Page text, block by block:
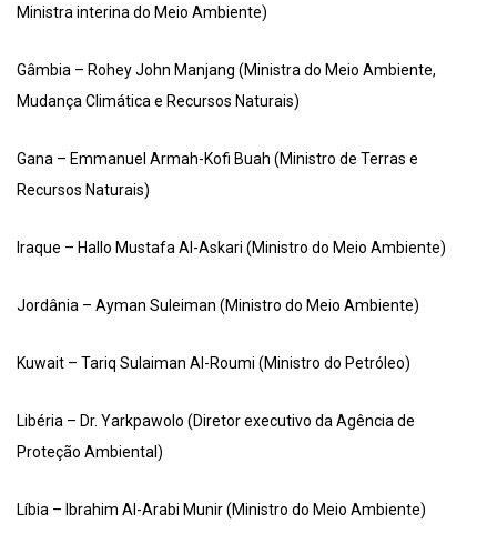
Ministra interina do Meio Ambiente)
Gâmbia – Rohey John Manjang (Ministra do Meio Ambiente,
Mudança Climática e Recursos Naturais)
Gana – Emmanuel Armah-Kofi Buah (Ministro de Terras e
Recursos Naturais)
Iraque – Hallo Mustafa Al-Askari (Ministro do Meio Ambiente)
Jordânia – Ayman Suleiman (Ministro do Meio Ambiente)
Kuwait – Tariq Sulaiman Al-Roumi (Ministro do Petróleo)
Libéria – Dr. Yarkpawolo (Diretor executivo da Agência de
Proteção Ambiental)
Líbia – Ibrahim Al-Arabi Munir (Ministro do Meio Ambiente)